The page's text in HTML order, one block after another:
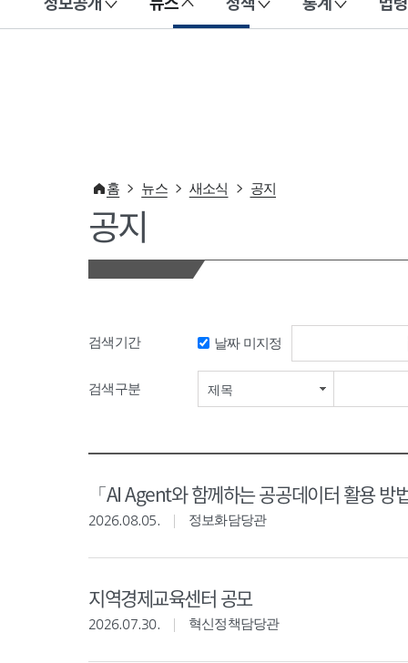
이 누리집은 대한민국 공식 전자정부 누리집입니다.
홈 뉴스 새소식 공지
공지
검색기간 날짜 미지정
검색구분 제목
「AI Agent와 함께하는 공공데이터 활용 방
2026.08.05. 정보화담당관
지역경제교육센터 공모
2026.07.30. 혁신정책담당관